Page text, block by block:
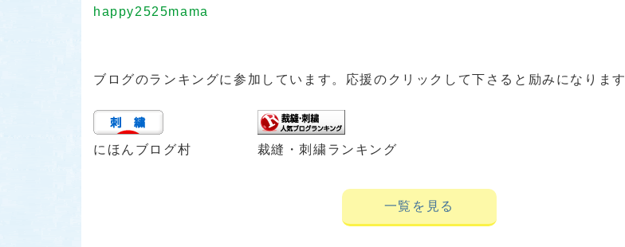
happy2525mama
ブログのランキングに参加しています。応援のクリックして下さると励みになります
にほんブログ村 裁縫・刺繍ランキング
一覧を見る